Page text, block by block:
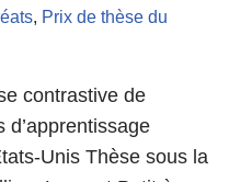
, Prix de thèse du
contrastive de
d’apprentissage
Unis Thèse sous la